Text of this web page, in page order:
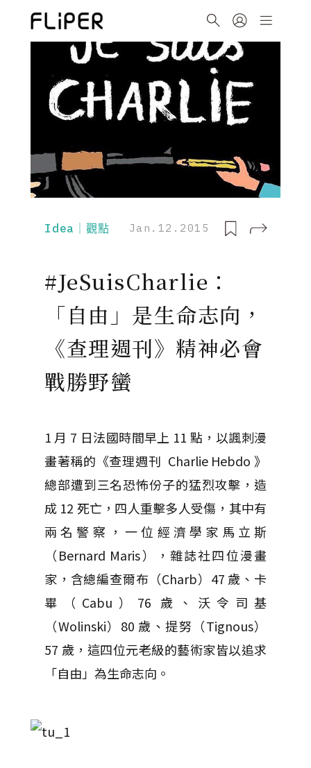
Idea｜觀點 Jan.12.2015
#JeSuisCharlie：
「自由」是生命志向，
《查理週刊》精神必會
戰勝野蠻
1 月 7 日法國時間早上 11 點，以諷刺漫
畫著稱的《查理週刊 Charlie Hebdo 》
總部遭到三名恐怖份子的猛烈攻擊，造
成 12 死亡，四人重擊多人受傷，其中有
兩名警察，一位經濟學家馬立斯
（Bernard Maris），雜誌社四位漫畫
家，含總編查爾布（Charb）47 歲、卡
畢（Cabu）76 歲、沃令司基
（Wolinski）80 歲、提努（Tignous）
57 歲，這四位元老級的藝術家皆以追求
「自由」為生命志向。